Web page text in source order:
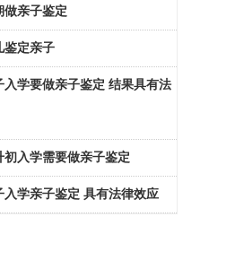
做亲子鉴定
鉴定亲子
入学要做亲子鉴定 结果具有法
初入学需要做亲子鉴定
入学亲子鉴定 具有法律效应